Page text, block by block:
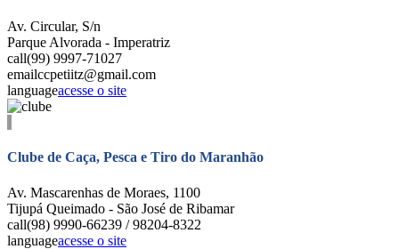
Av. Circular, S/n
Parque Alvorada - Imperatriz
call(99) 9997-71027
emailccpetiitz@gmail.com
languageacesse o site
Clube de Caça, Pesca e Tiro do Maranhão
Av. Mascarenhas de Moraes, 1100
Tijupá Queimado - São José de Ribamar
call(98) 9990-66239 / 98204-8322
languageacesse o site